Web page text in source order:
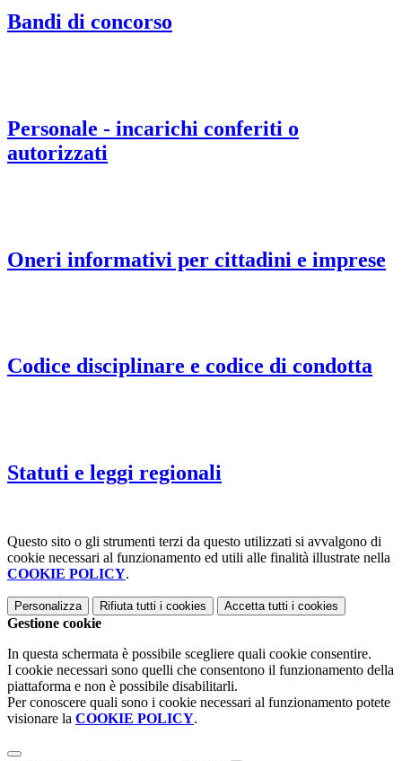
Bandi di concorso
Personale - incarichi conferiti o
autorizzati
Oneri informativi per cittadini e imprese
Codice disciplinare e codice di condotta
Statuti e leggi regionali
Questo sito o gli strumenti terzi da questo utilizzati si avvalgono di
cookie necessari al funzionamento ed utili alle finalità illustrate nella
COOKIE POLICY.
Personalizza Rifiuta tutti i cookies Accetta tutti i cookies
Gestione cookie
In questa schermata è possibile scegliere quali cookie consentire.
I cookie necessari sono quelli che consentono il funzionamento della
piattaforma e non è possibile disabilitarli.
Per conoscere quali sono i cookie necessari al funzionamento potete
visionare la COOKIE POLICY.